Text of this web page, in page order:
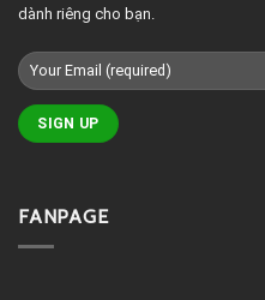
dành riêng cho bạn.
FANPAGE